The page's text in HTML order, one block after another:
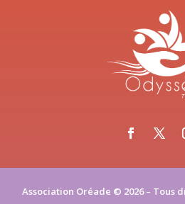
Association Oréade © 2026 – Tous